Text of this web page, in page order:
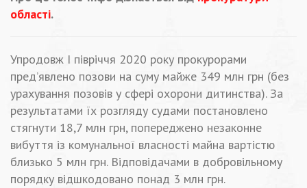
області.
Упродовж I півріччя 2020 року прокурорами
пред’явлено позови на суму майже 349 млн грн (без
урахування позовів у сфері охорони дитинства). За
результатами їх розгляду судами постановлено
стягнути 18,7 млн грн, попереджено незаконне
вибуття із комунальної власності майна вартістю
близько 5 млн грн. Відповідачами в добровільному
порядку відшкодовано понад 3 млн грн.